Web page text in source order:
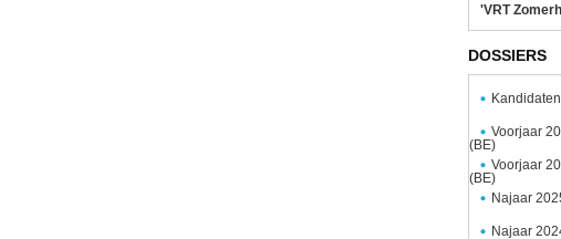
'VRT
DOSSIERS
Voorjaar
(BE)
Voorjaar
(BE)
Najaar
Najaar